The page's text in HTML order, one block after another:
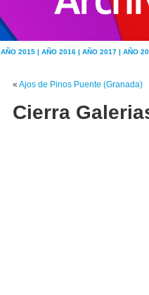
AÑO 2015 | AÑO 2016 | AÑO 2017 | AÑO
« Ajos de Pinos Puente (Granada)
Cierra